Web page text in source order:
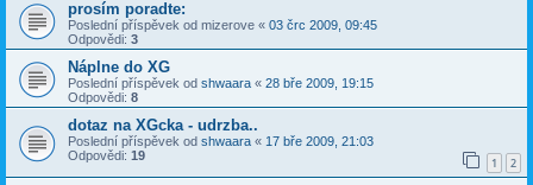
prosím poradte:
Poslední příspěvek od mizerove « 03 črc 2009, 09:45
Odpovědi: 3
Náplne do XG
Poslední příspěvek od shwaara « 28 bře 2009, 19:15
Odpovědi: 8
dotaz na XGcka - udrzba..
Poslední příspěvek od shwaara « 17 bře 2009, 21:03
Odpovědi: 19 1 2